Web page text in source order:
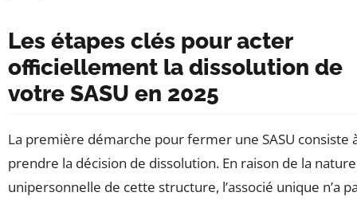
Les étapes clés pour acter
officiellement la dissolution de
votre SASU en 2025
La première démarche pour fermer une SASU consiste
prendre la décision de dissolution. En raison de la nature
unipersonnelle de cette structure, l’associé unique n’a